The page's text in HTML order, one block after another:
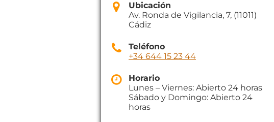
Ubicación
Av. Ronda de Vigilancia, 7, (11011)
Cádiz
Teléfono
+34 644 15 23 44
Horario
Lunes – Viernes: Abierto 24 horas
Sábado y Domingo: Abierto 24
horas